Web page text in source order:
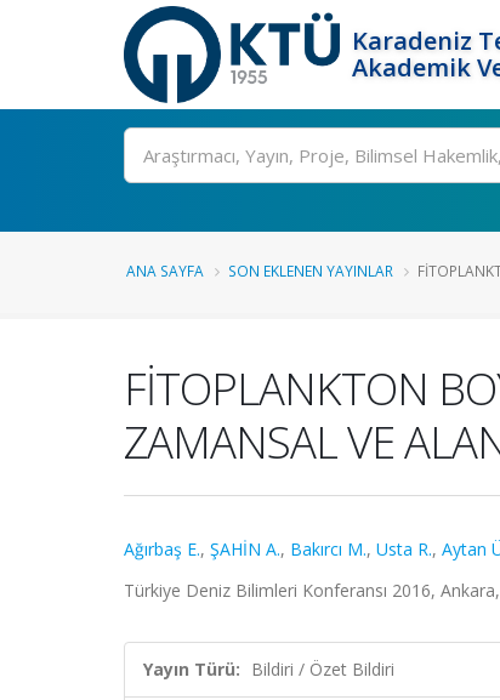
Karadeniz
Akademik
Ara
ANA SAYFA SON EKLENEN YAYINLAR
FİTOPLANKTON
ZAMANSAL VE
Ağırbaş E., ŞAHİN A., Bakırcı M., Usta R., Aytan
Türkiye Deniz Bilimleri Konferansı 2016,
Yayın Türü: Bildiri / Özet Bildiri